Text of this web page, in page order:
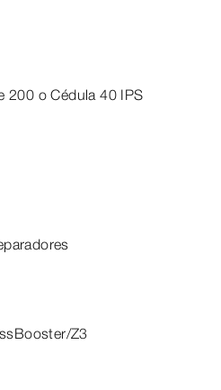
200 o Cédula 40 IPS
Z3